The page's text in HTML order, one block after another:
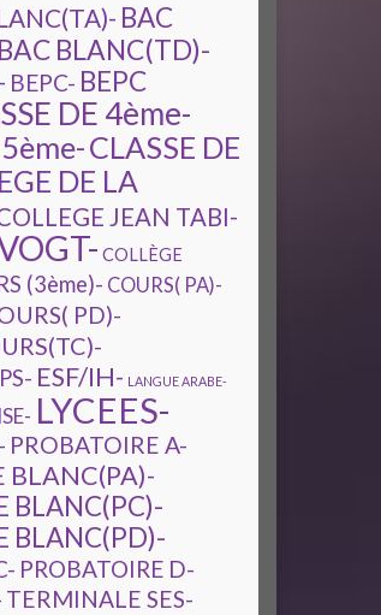
BAC
BAC BLANC(TD)-
BEPC- BEPC
DE 4ème-
CLASSE DE
DE LA
JEAN TABI-
COLLÈGE
(3ème)- COURS( PA)-
PD)-
ESF/IH- LANGUE ARABE-
LYCEES-
PROBATOIRE A-
BLANC(PA)-
BLANC(PC)-
BLANC(PD)-
PROBATOIRE D-
TERMINALE SES-